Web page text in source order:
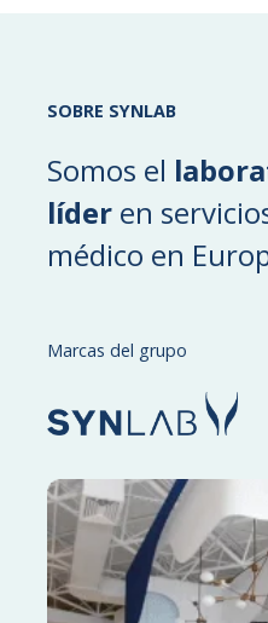
SOBRE SYNLAB
Somos el
líder en
médico en
Marcas del grupo